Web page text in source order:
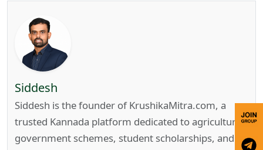
Siddesh
Siddesh is the founder of KrushikaMitra.com, a
trusted Kannada platform dedicated to agriculture,
government schemes, student scholarships, and